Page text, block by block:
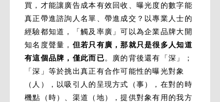
買，才能讓廣告成本有效回收、曝光度的數字能
真正帶進諮詢人名單、帶進成交？以專業人士的
經驗都知道，「觸及率廣」可以為企業品牌大開
知名度聲量， 但若只有廣，那就只是很多人知道
有這個品牌，僅此而已。廣的背後還有「深」；
「深」等於挑出真正有合作可能性的曝光對象
（人），以吸引人的呈現方式（事），在對的時
機點（時）、渠道（地），提供對象有用的我方